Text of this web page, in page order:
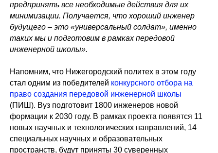
предпринять все необходимые действия для их
минимизации. Получается, что хороший инженер
будущего – это «универсальный солдат», именно
таких мы и подготовим в рамках передовой
инженерной школы».
Напомним, что Нижегородский политех в этом году
стал одним из победителей конкурсного отбора на
право создания передовой инженерной школы
(ПИШ). Вуз подготовит 1800 инженеров новой
формации к 2030 году. В рамках проекта появятся 11
новых научных и технологических направлений, 14
специальных научных и образовательных
пространств, будут приняты 30 суверенных